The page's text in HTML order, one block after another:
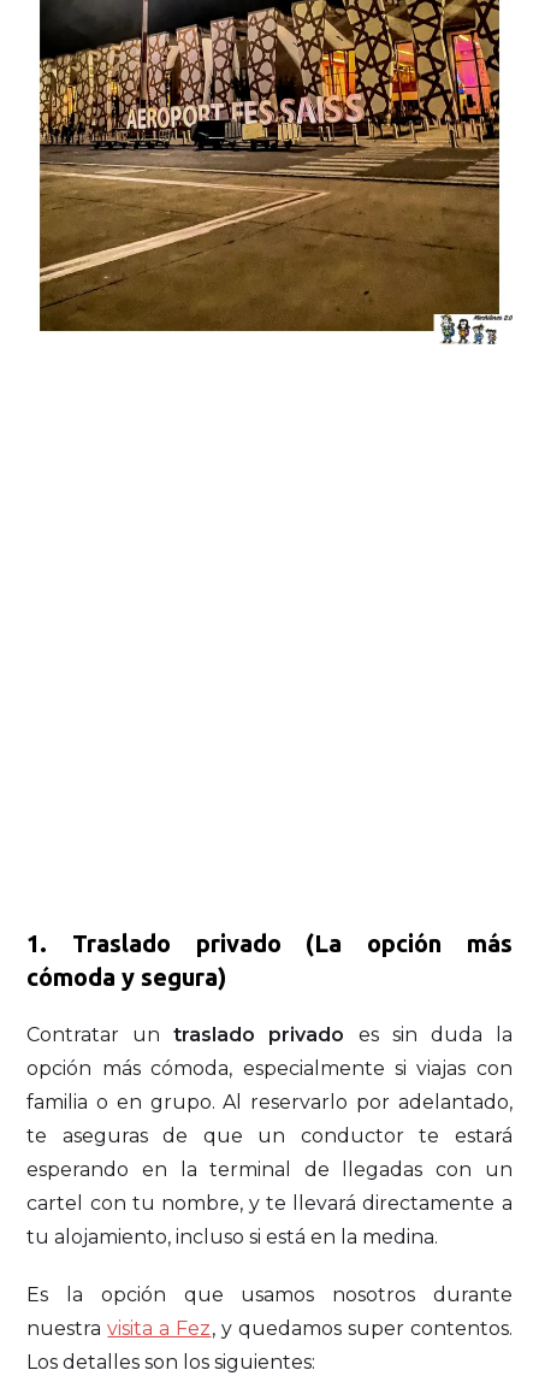
1. Traslado privado (La opción más
cómoda y segura)
Contratar untraslado privado es sin duda la
opción más cómoda, especialmente si viajas con
familia o en grupo. Al reservarlo por adelantado,
te aseguras de que un conductor te estará
esperando en la terminal de llegadas con un
cartel con tu nombre, y te llevará directamente a
tu alojamiento, incluso si está en la medina.
Es la opción que usamos nosotros durante
nuestravisita a Fez, y quedamos super contentos.
Los detalles son los siguientes: